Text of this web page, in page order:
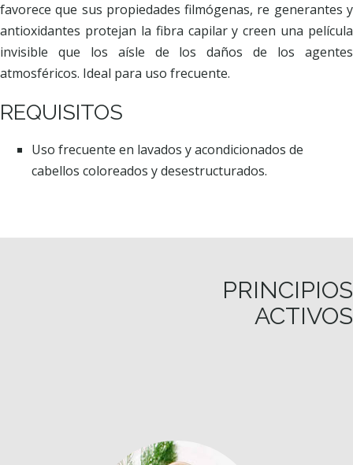
favorece que sus propiedades filmógenas, re generantes y
antioxidantes protejan la fibra capilar y creen una película
invisible que los aísle de los daños de los agentes
atmosféricos. Ideal para uso frecuente.
REQUISITOS
Uso frecuente en lavados y acondicionados de
cabellos coloreados y desestructurados.
PRINCIPIOS
ACTIVOS